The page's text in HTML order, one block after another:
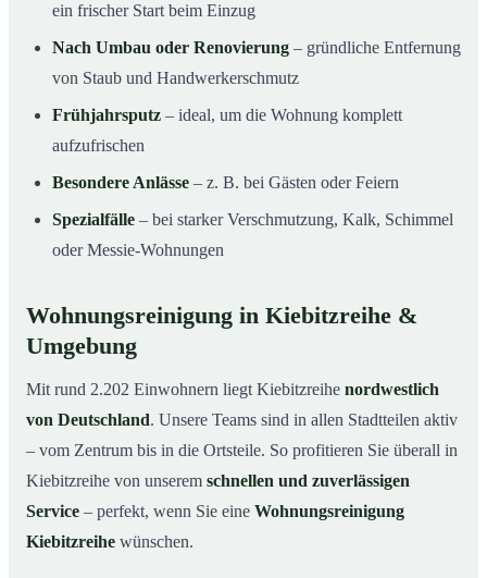
ein frischer Start beim Einzug
Nach Umbau oder Renovierung – gründliche Entfernung
von Staub und Handwerkerschmutz
Frühjahrsputz – ideal, um die Wohnung komplett
aufzufrischen
Besondere Anlässe – z. B. bei Gästen oder Feiern
Spezialfälle – bei starker Verschmutzung, Kalk, Schimmel
oder Messie-Wohnungen
Wohnungsreinigung in Kiebitzreihe &
Umgebung
Mit rund 2.202 Einwohnern liegt Kiebitzreihe nordwestlich
von Deutschland. Unsere Teams sind in allen Stadtteilen aktiv
– vom Zentrum bis in die Ortsteile. So profitieren Sie überall in
Kiebitzreihe von unserem schnellen und zuverlässigen
Service – perfekt, wenn Sie eine Wohnungsreinigung
Kiebitzreihe wünschen.